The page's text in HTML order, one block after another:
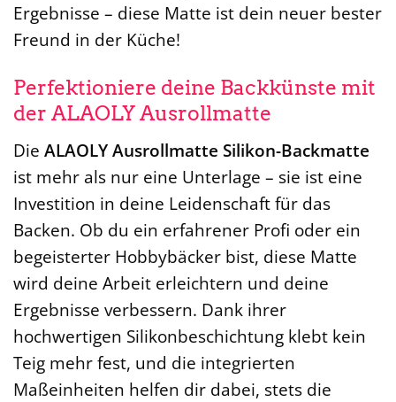
Ergebnisse – diese Matte ist dein neuer bester
Freund in der Küche!
Perfektioniere deine Backkünste mit
der ALAOLY Ausrollmatte
Die ALAOLY Ausrollmatte Silikon-Backmatte
ist mehr als nur eine Unterlage – sie ist eine
Investition in deine Leidenschaft für das
Backen. Ob du ein erfahrener Profi oder ein
begeisterter Hobbybäcker bist, diese Matte
wird deine Arbeit erleichtern und deine
Ergebnisse verbessern. Dank ihrer
hochwertigen Silikonbeschichtung klebt kein
Teig mehr fest, und die integrierten
Maßeinheiten helfen dir dabei, stets die